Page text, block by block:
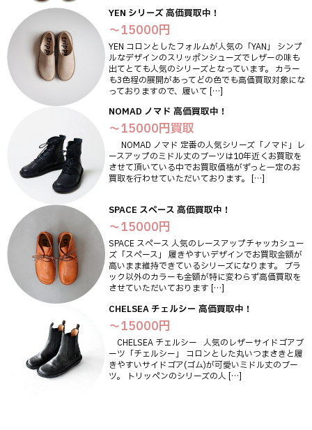
YEN シリーズ 高価買取中！
～15000円
YEN コロンとしたフォルムが人気の「YAN」 シンプ
ルなデザインのスリッポンシューズでレザーの味も
出てとても人気のシリーズとなっています。 カラー
も3色程の展開があってどの色でも高価買取対象にな
っておりますので、履いて […]
NOMAD ノマド 高価買取中！
～15000円買取
NOMAD ノマド 定番の人気シリーズ「ノマド」レ
ースアップのミドル丈のブーツは10年近くお買取を
させて頂いている中でお買取価格がずっと一定のお
買取を行わせていただいております。 […]
SPACE スペース 高価買取中！
～15000円
SPACE スペース 人気のレースアップチャッカシュー
ズ「スペース」 履きやすいデザインでお買取金額が
高いまま維持できているシリーズになります。 ブラ
ック以外のカラーも金額が特に変わらず高価買取を
させていただいております […]
CHELSEA チェルシー 高価買取中！
～15000円
CHELSEA チェルシー 人気のレザーサイドゴアブ
ーツ「チェルシー」 コロンとした丸いつまさきと履
きやすいサイドゴア(ゴム)が可愛いミドル丈のブー
ツ。 トリッペンのシリーズの人 […]